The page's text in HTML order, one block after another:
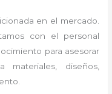
en el mercado.
con el personal
para asesorar
diseños,